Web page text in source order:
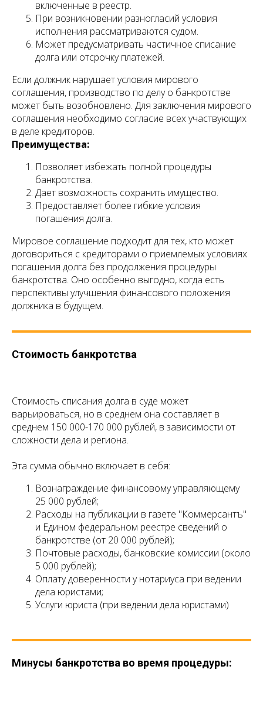
включенные в реестр.
При возникновении разногласий условия
исполнения рассматриваются судом.
Может предусматривать частичное списание
долга или отсрочку платежей.
Если должник нарушает условия мирового
соглашения, производство по делу о банкротстве
может быть возобновлено. Для заключения мирового
соглашения необходимо согласие всех участвующих
в деле кредиторов.
Преимущества:
Позволяет избежать полной процедуры
банкротства.
Дает возможность сохранить имущество.
Предоставляет более гибкие условия
погашения долга.
Мировое соглашение подходит для тех, кто может
договориться с кредиторами о приемлемых условиях
погашения долга без продолжения процедуры
банкротства. Оно особенно выгодно, когда есть
перспективы улучшения финансового положения
должника в будущем.
Стоимость банкротства
Стоимость списания долга в суде может
варьироваться, но в среднем она составляет в
среднем 150 000-170 000 рублей, в зависимости от
сложности дела и региона.
Эта сумма обычно включает в себя:
Вознаграждение финансовому управляющему
25 000 рублей;
Расходы на публикации в газете "Коммерсантъ"
и Едином федеральном реестре сведений о
банкротстве (от 20 000 рублей);
Почтовые расходы, банковские комиссии (около
5 000 рублей);
Оплату доверенности у нотариуса при ведении
дела юристами;
Услуги юриста (при ведении дела юристами)
Минусы банкротства во время процедуры: